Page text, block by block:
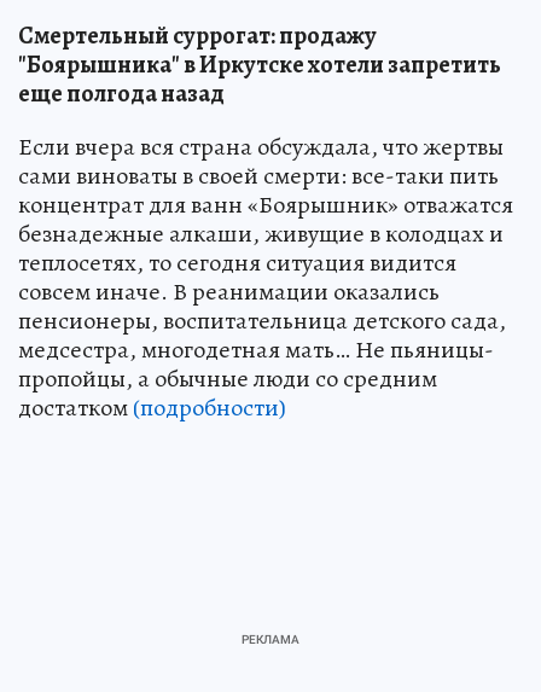
Смертельный суррогат: продажу
"Боярышника" в Иркутске хотели запретить
еще полгода назад
Если вчера вся страна обсуждала, что жертвы
сами виноваты в своей смерти: все-таки пить
концентрат для ванн «Боярышник» отважатся
безнадежные алкаши, живущие в колодцах и
теплосетях, то сегодня ситуация видится
совсем иначе. В реанимации оказались
пенсионеры, воспитательница детского сада,
медсестра, многодетная мать… Не пьяницы-
пропойцы, а обычные люди со средним
достатком(подробности)